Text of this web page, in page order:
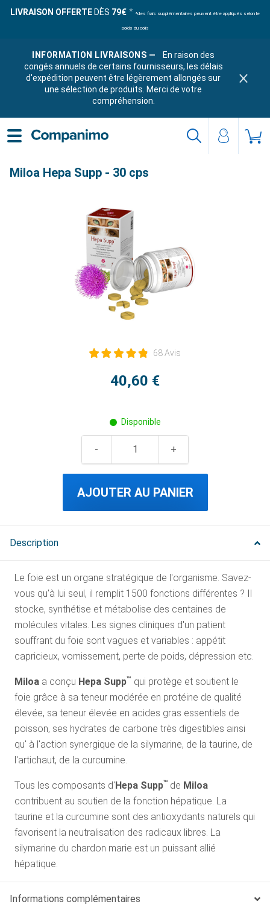
LIVRAISON OFFERTE DÈS 79€ *des frais supplémentaires peuvent être appliqués selon le
poids du colis
INFORMATION LIVRAISONS —
En raison des
congés annuels de certains fournisseurs, les délais
d'expédition peuvent être légèrement allongés sur
une sélection de produits. Merci de votre
compréhension.
Miloa Hepa Supp - 30 cps
68 Avis
40,60 €
Disponible
AJOUTER AU PANIER
Description
Le foie est un organe stratégique de l'organisme. Savez-
vous qu'à lui seul, il remplit 1500 fonctions différentes ? Il
stocke, synthétise et métabolise des centaines de
molécules vitales. Les signes cliniques d'un patient
souffrant du foie sont vagues et variables : appétit
capricieux, vomissement, perte de poids, dépression etc.
Miloa a conçu Hepa Supp™ qui protège et soutient le
foie grâce à sa teneur modérée en protéine de qualité
élevée, sa teneur élevée en acides gras essentiels de
poisson, ses hydrates de carbone très digestibles ainsi
qu' à l'action synergique de la silymarine, de la taurine, de
l'artichaut, de la curcumine.
Tous les composants d'Hepa Supp™ de Miloa
contribuent au soutien de la fonction hépatique. La
taurine et la curcumine sont des antioxydants naturels qui
favorisent la neutralisation des radicaux libres. La
silymarine du chardon marie est un puissant allié
hépatique.
Informations complémentaires